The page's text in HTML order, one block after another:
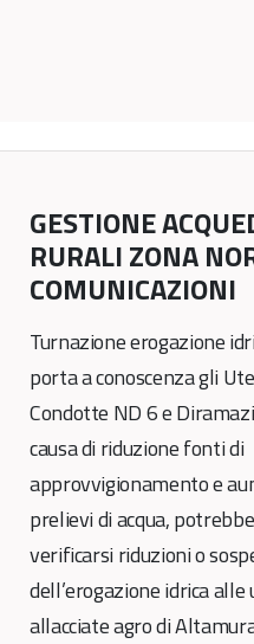
GESTIONE
RURALI ZONA
COMUNICAZIONI
Turnazione erogazione
porta a conoscenza gli
Condotte ND 6 e
causa di riduzione fonti di
approvvigionamento e
prelievi di acqua,
verificarsi riduzioni o
dell’erogazione idrica alle
allacciate agro di